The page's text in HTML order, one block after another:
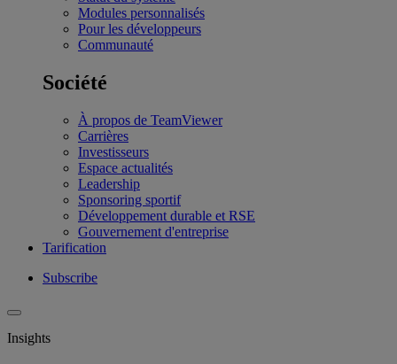
Modules personnalisés
Pour les développeurs
Communauté
Société
À propos de TeamViewer
Carrières
Investisseurs
Espace actualités
Leadership
Sponsoring sportif
Développement durable et RSE
Gouvernement d'entreprise
Tarification
Subscribe
Insights